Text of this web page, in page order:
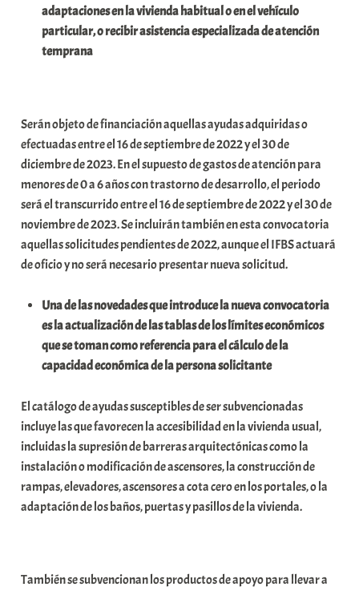
adaptaciones en la vivienda habitual o en el vehículo
particular, o recibir asistencia especializada de atención
temprana
Serán objeto de financiación aquellas ayudas adquiridas o
efectuadas entre el 16 de septiembre de 2022 y el 30 de
diciembre de 2023. En el supuesto de gastos de atención para
menores de 0 a 6 años con trastorno de desarrollo, el periodo
será el transcurrido entre el 16 de septiembre de 2022 y el 30 de
noviembre de 2023. Se incluirán también en esta convocatoria
aquellas solicitudes pendientes de 2022, aunque el IFBS actuará
de oficio y no será necesario presentar nueva solicitud.
Una de las novedades que introduce la nueva convocatoria
es la actualización de las tablas de los límites económicos
que se toman como referencia para el cálculo de la
capacidad económica de la persona solicitante
El catálogo de ayudas susceptibles de ser subvencionadas
incluye las que favorecen la accesibilidad en la vivienda usual,
incluidas la supresión de barreras arquitectónicas como la
instalación o modificación de ascensores, la construcción de
rampas, elevadores, ascensores a cota cero en los portales, o la
adaptación de los baños, puertas y pasillos de la vivienda.
También se subvencionan los productos de apoyo para llevar a